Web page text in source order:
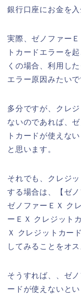
銀行口座にお金を
実際、ゼノファー
トカードエラーを
くの場合、利用し
エラー原因みたいで
多分ですが、クレ
ないのであれば、
トカードが使えな
と思います。
それでも、クレジ
する場合は、【ゼ
ゼノファーＥＸ ク
ーＥＸ クレジット
Ｘ クレジットカー
してみることをオス
そうすれば、、ゼ
ードが使えないと